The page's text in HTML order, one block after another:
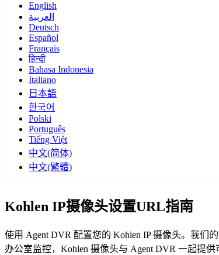
English
العربية
Deutsch
Español
Français
हिन्दी
Bahasa Indonesia
Italiano
日本語
한국어
Polski
Português
Tiếng Việt
中文(简体)
中文(繁體)
Kohlen IP摄像头设置URL指南
使用 Agent DVR 配置您的 Kohlen IP 摄像头。我们
办公室监控，Kohlen 摄像头与 Agent DVR 一起提供